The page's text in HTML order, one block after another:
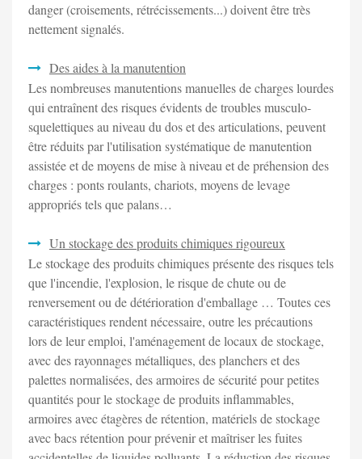
danger (croisements, rétrécissements...) doivent être très
nettement signalés.
Des aides à la manutention
Les nombreuses manutentions manuelles de charges lourdes
qui entraînent des risques évidents de troubles musculo-
squelettiques au niveau du dos et des articulations, peuvent
être réduits par l'utilisation systématique de manutention
assistée et de moyens de mise à niveau et de préhension des
charges : ponts roulants, chariots, moyens de levage
appropriés tels que palans…
Un stockage des produits chimiques rigoureux
Le stockage des produits chimiques présente des risques tels
que l'incendie, l'explosion, le risque de chute ou de
renversement ou de détérioration d'emballage … Toutes ces
caractéristiques rendent nécessaire, outre les précautions
lors de leur emploi, l'aménagement de locaux de stockage,
avec des rayonnages métalliques, des planchers et des
palettes normalisées, des armoires de sécurité pour petites
quantités pour le stockage de produits inflammables,
armoires avec étagères de rétention, matériels de stockage
avec bacs rétention pour prévenir et maîtriser les fuites